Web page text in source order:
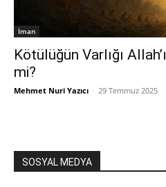
İman
Kötülüğün Varlığı
mi?
Mehmet Nuri Yazıcı - 29 Temmuz 2025
SOSYAL MEDYA